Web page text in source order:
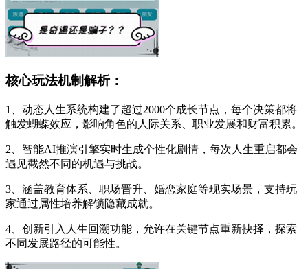
核心玩法机制解析：
1、动态人生系统构建了超过2000个成长节点，每个决策都将
触发蝴蝶效应，影响角色的人际关系、职业发展和财富积累。
2、智能AI推演引擎实时生成个性化剧情，每次人生重启都会
遇见截然不同的机遇与挑战。
3、涵盖教育体系、职场晋升、婚恋家庭等现实场景，支持玩
家通过属性培养解锁隐藏成就。
4、创新引入人生回溯功能，允许在关键节点重新抉择，探索
不同发展路径的可能性。